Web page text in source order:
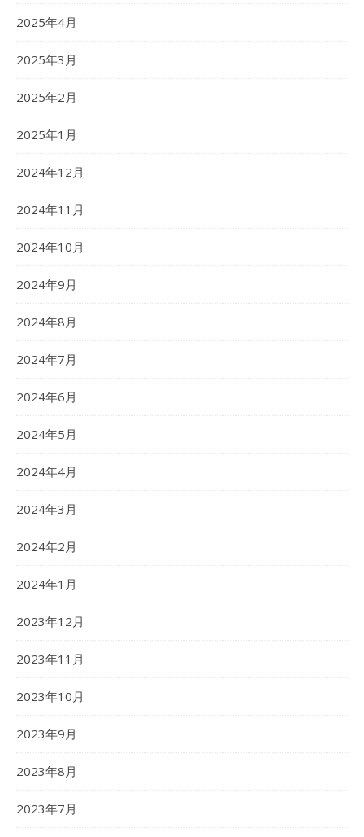
2025年4月
2025年3月
2025年2月
2025年1月
2024年12月
2024年11月
2024年10月
2024年9月
2024年8月
2024年7月
2024年6月
2024年5月
2024年4月
2024年3月
2024年2月
2024年1月
2023年12月
2023年11月
2023年10月
2023年9月
2023年8月
2023年7月